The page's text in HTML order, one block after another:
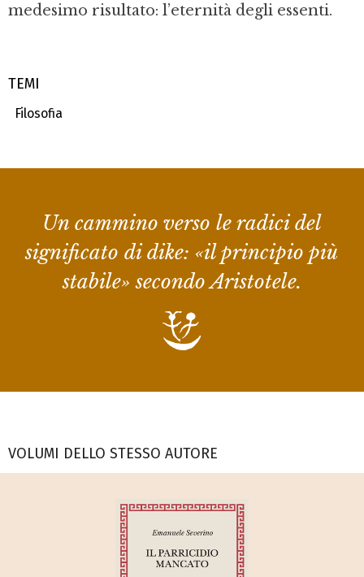
TEMI
Filosofia
medesimo risultato: l’eternità degli essenti.
Un cammino verso le radici del
significato didike: «il principio più
stabile» secondo Aristotele.
VOLUMI DELLO STESSO AUTORE